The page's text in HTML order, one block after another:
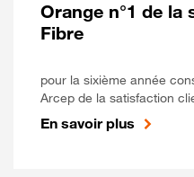
Orange n°1 de
Fibre
pour la sixième année
Arcep de la satisfaction
En savoir plus